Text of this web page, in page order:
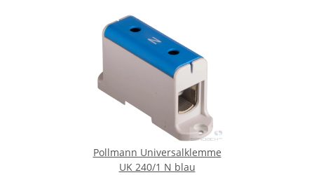
Pollmann Universalklemme
UK 240/1 N blau